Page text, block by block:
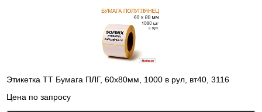
Этикетка ТТ Бумага ПЛГ, 60х80мм, 1000 в рул, вт40, 3116
Цена по запросу